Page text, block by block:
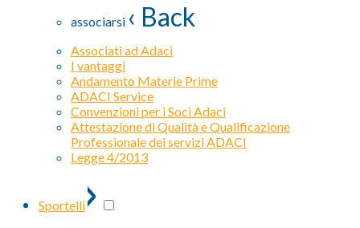
associarsi ‹ Back
Associati ad Adaci
I vantaggi
Andamento Materie Prime
ADACI Service
Convenzioni per i Soci Adaci
Attestazione di Qualità e Qualificazione
Professionale dei servizi ADACI
Legge 4/2013
Sportelli›